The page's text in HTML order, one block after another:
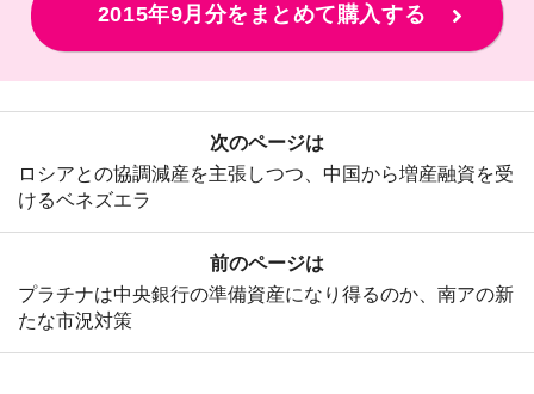
2015年9月分をまとめて購入する
前のページは
プラチナは中央銀行の準備資産になり得るのか、南アの新
たな市況対策
次のページは
ロシアとの協調減産を主張しつつ、中国から増産融資を受
けるベネズエラ